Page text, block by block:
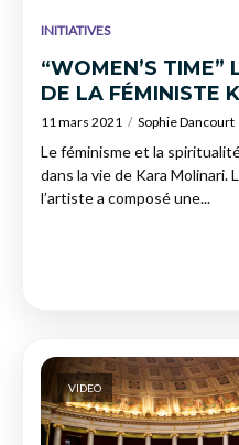
INITIATIVES
“WOMEN’S TIME”
DE LA FÉMINISTE
11 mars 2021 Sophie Dancourt
Le féminisme et la
dans la vie de Kara Molinari.
l’artiste a composé une...
VIDEO